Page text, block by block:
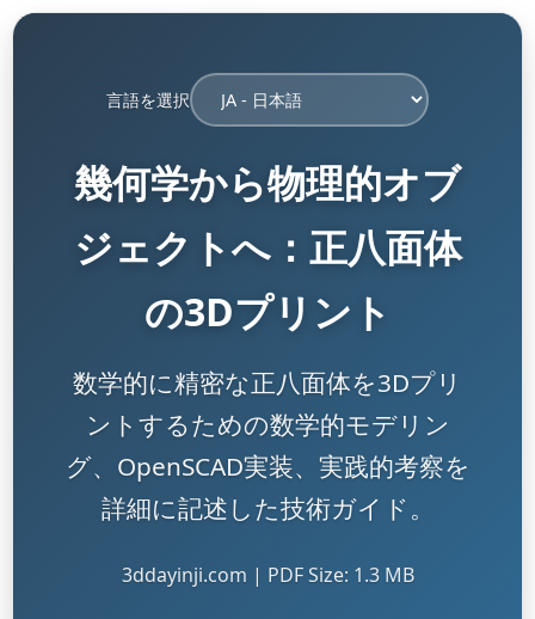
言語を選択
幾何学から物理的オブ
ジェクトへ：正八面体
の3Dプリント
数学的に精密な正八面体を3Dプリ
ントするための数学的モデリン
グ、OpenSCAD実装、実践的考察を
詳細に記述した技術ガイド。
3ddayinji.com | PDF Size: 1.3 MB